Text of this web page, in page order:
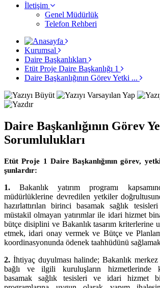
İletişim
Genel Müdürlük
Telefon Rehberi
Kurumsal
Daire Başkanlıkları
Etüt Proje Daire Başkanlığı 1
Daire Başkanlığının Görev Yetki ...
Daire Başkanlığının Görev
Sorumlulukları
Etüt Proje 1 Daire Başkanlığının görev,
şunlardır:
1. Bakanlık yatırım programı
müdürlüklerine devredilen yetkiler
hazırlattırılan birinci basamak sağlık
müstakil olmayan yatırımlar ile idari hizmet
bütçe disiplini ve Bakanlık tasarım kriterlerine
etmek, idari onay vermek ve Bütçe ve
koordinasyonunda ödenek taahhüdünü
2. İhtiyaç duyulması halinde; Bakanlık
bağlı ve ilgili kuruluşların hizmetlerinde
basamak sağlık tesisleri ve idari hizmet